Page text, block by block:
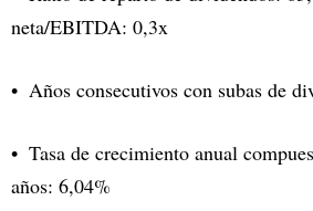
neta/EBITDA: 0,3x
Años consecutivos con subas de
Tasa de crecimiento anual
años: 6,04%